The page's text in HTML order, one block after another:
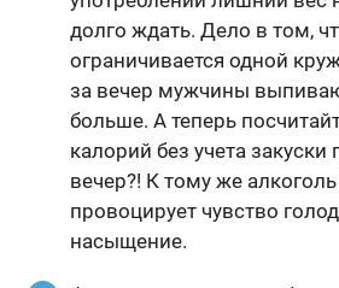
долго ждать. Дело в том,
ограничивается одной
за вечер мужчины
больше. А теперь
калорий без учета закуски
вечер?! К тому же
провоцирует чувство
насыщение.